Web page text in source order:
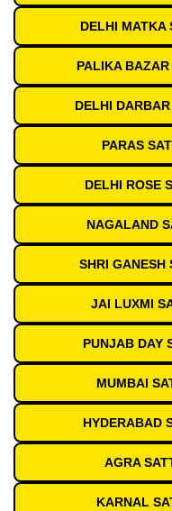
DELHI MATKA
PALIKA
DELHI
PARAS
DELHI ROSE
NAGALAND
SHRI GANESH
JAI LUXMI
PUNJAB DAY
MUMBAI
HYDERABAD
AGRA
KARNAL